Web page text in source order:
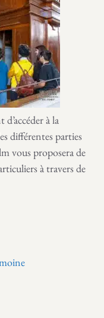
à la
différentes parties
vous proposera de
à travers de